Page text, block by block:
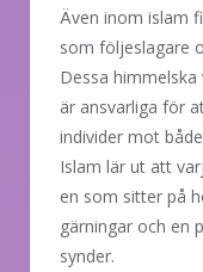
Även inom islam
som följeslagare
Dessa himmelska
är ansvarliga för
individer mot
Islam lär ut att
en som sitter på
gärningar och en
synder.